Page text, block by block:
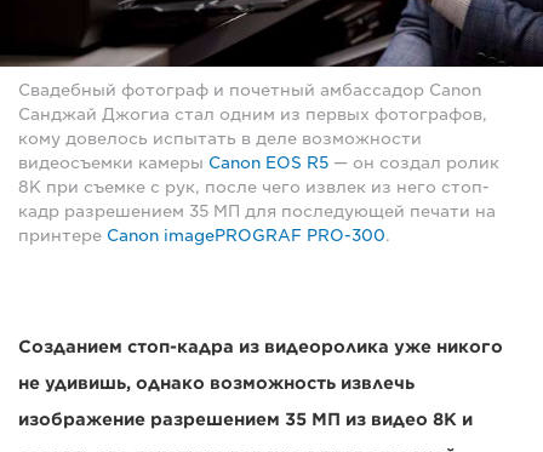
Свадебный фотограф и почетный амбассадор Canon
Санджай Джогиа стал одним из первых фотографов,
кому довелось испытать в деле возможности
видеосъемки камеры Canon EOS R5 — он создал ролик
8K при съемке с рук, после чего извлек из него стоп-
кадр разрешением 35 МП для последующей печати на
принтере Canon imagePROGRAF PRO-300.
Созданием стоп-кадра из видеоролика уже никого
не удивишь, однако возможность извлечь
изображение разрешением 35 МП из видео 8K и